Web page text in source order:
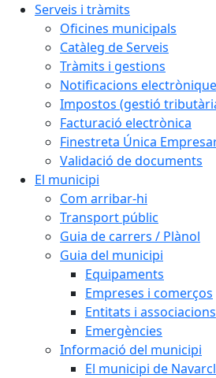
Serveis i tràmits
Oficines municipals
Catàleg de Serveis
Tràmits i gestions
Notificacions
Impostos (gestió
Facturació electrònica
Finestreta Única
Validació de documents
El municipi
Com arribar-hi
Transport públic
Guia de carrers / Plànol
Guia del municipi
Equipaments
Empreses i comerços
Entitats i associacions
Emergències
Informació del municipi
El municipi de